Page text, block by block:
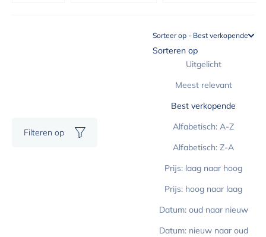
verjaardag of een jubileum op het werk.
Filteren op
Sorteer op - Best verkopende
Sorteren op
Uitgelicht
Meest relevant
Best verkopende
Alfabetisch: A-Z
Alfabetisch: Z-A
Prijs: laag naar hoog
Prijs: hoog naar laag
Datum: oud naar nieuw
Datum: nieuw naar oud